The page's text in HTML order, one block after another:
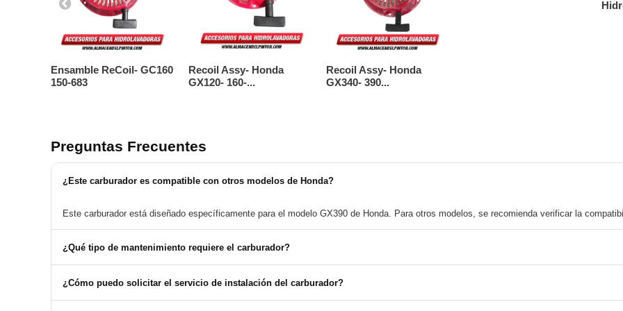
Ensamble ReCoil- GC160
150-683
Recoil Assy- Honda
GX120- 160-...
Recoil Assy- Honda
GX340- 390...
Preguntas Frecuentes
¿Este carburador es compatible con otros modelos de Honda?
Este carburador está diseñado específicamente para el modelo GX390 de Honda. Para otros modelos, se recomienda verificar la
¿Qué tipo de mantenimiento requiere el carburador?
Se recomienda realizar limpieza periódica y revisar los filtros de combustible para asegurar un funcionamiento óptimo del carburador.
¿Cómo puedo solicitar el servicio de instalación del carburador?